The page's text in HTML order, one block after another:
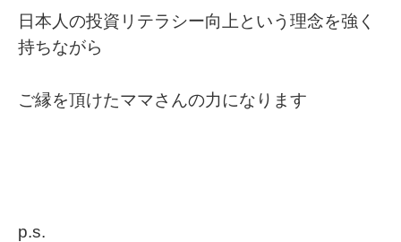
日本人の投資リテラシー向上という理念を強く
持ちながら
ご縁を頂けたママさんの力になります
p.s.